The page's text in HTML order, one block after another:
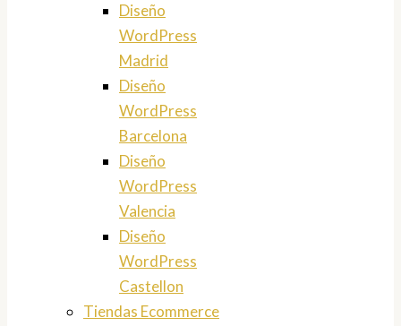
Diseño
WordPress
Madrid
Diseño
WordPress
Barcelona
Diseño
WordPress
Valencia
Diseño
WordPress
Castellon
Tiendas Ecommerce